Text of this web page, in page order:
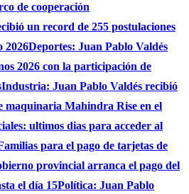
de cooperación
un record de 255 postulaciones
2026Deportes: Juan Pablo Valdés
2026 con la participación de
Industria: Juan Pablo Valdés recibió
maquinaria Mahindra Rise en el
ultimos dias para acceder al
para el pago de tarjetas de
provincial arranca el pago del
el día 15Política: Juan Pablo